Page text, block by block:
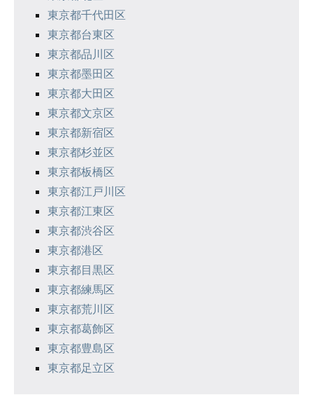
東京都千代田区
東京都台東区
東京都品川区
東京都墨田区
東京都大田区
東京都文京区
東京都新宿区
東京都杉並区
東京都板橋区
東京都江戸川区
東京都江東区
東京都渋谷区
東京都港区
東京都目黒区
東京都練馬区
東京都荒川区
東京都葛飾区
東京都豊島区
東京都足立区